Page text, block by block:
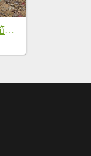
【新入手雨鞋，開箱嘍~~🤣🤣】魔王小百岳-尾寮山⛰️第20刷了!